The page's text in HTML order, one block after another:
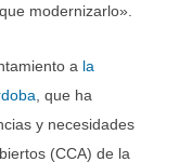
modernizarlo».
a la
, que ha
y necesidades
(CCA) de la